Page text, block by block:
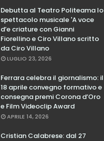
Debutta al Teatro Politeama lo
spettacolo musicale 'A voce
d’e criature con Gianni
Fiorellino e Ciro Villano scritto
da Ciro Villano
LUGLIO 23, 2026
Ferrara celebra il giornalismo: il
18 aprile convegno formativo e
consegna premi Corona d’Oro
e Film Videoclip Award
APRILE 14, 2026
Cristian Calabrese: dal 27